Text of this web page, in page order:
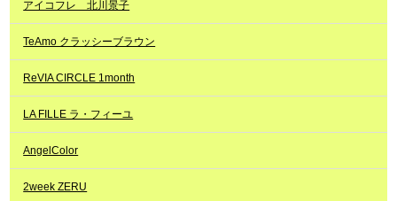
アイコフレ 北川景子
TeAmo クラッシーブラウン
ReVIA CIRCLE 1month
LA FILLE ラ・フィーユ
AngelColor
2week ZERU